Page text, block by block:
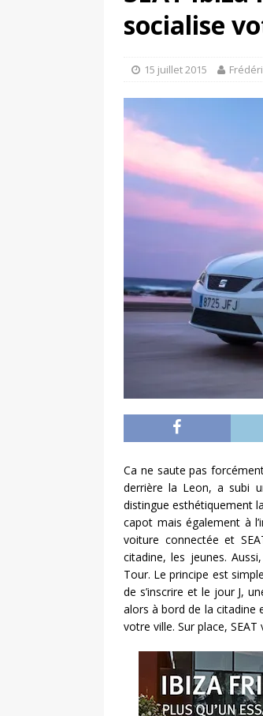
[ 13
socialise
15 juillet 2015
Ca ne saute pas
derrière la Leon, a subi
distingue esthétiquement
capot mais également à
voiture connectée et
citadine, les jeunes.
Tour. Le principe est
de s’inscrire et le jour J,
alors à bord de la citadine
votre ville. Sur place,